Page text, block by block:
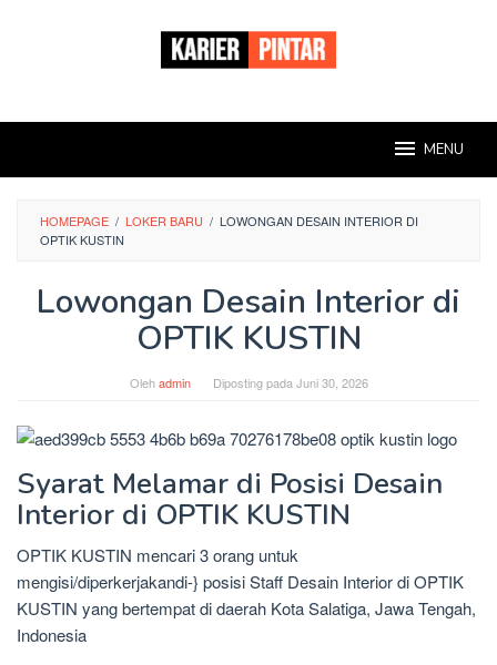
MENU
HOMEPAGE / LOKER BARU / LOWONGAN DESAIN INTERIOR DI
OPTIK KUSTIN
Lowongan Desain Interior di
OPTIK KUSTIN
Olehadmin Diposting pada Juni 30, 2026
Syarat Melamar di Posisi Desain
Interior di OPTIK KUSTIN
OPTIK KUSTIN mencari 3 orang untuk
mengisi/diperkerjakandi-} posisi Staff Desain Interior di OPTIK
KUSTIN yang bertempat di daerah Kota Salatiga, Jawa Tengah,
Indonesia